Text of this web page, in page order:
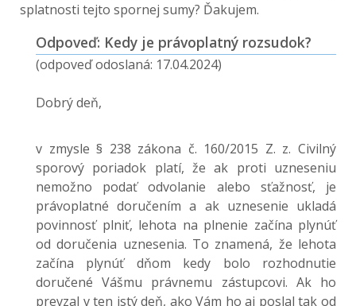
splatnosti tejto spornej sumy? Ďakujem.
Odpoveď: Kedy je právoplatný rozsudok?
(odpoveď odoslaná: 17.04.2024)
Dobrý deň,
v zmysle § 238 zákona č. 160/2015 Z. z. Civilný
sporový poriadok platí, že ak proti uzneseniu
nemožno podať odvolanie alebo sťažnosť, je
právoplatné doručením a ak uznesenie ukladá
povinnosť plniť, lehota na plnenie začína plynúť
od doručenia uznesenia. To znamená, že lehota
začína plynúť dňom kedy bolo rozhodnutie
doručené Vášmu právnemu zástupcovi. Ak ho
prevzal v ten istý deň, ako Vám ho aj poslal tak od